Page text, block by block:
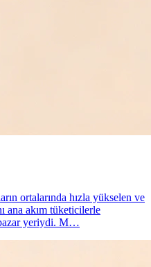
ortalarında hızla yükselen ve
ana akım tüketicilerle
yeriydi. M…